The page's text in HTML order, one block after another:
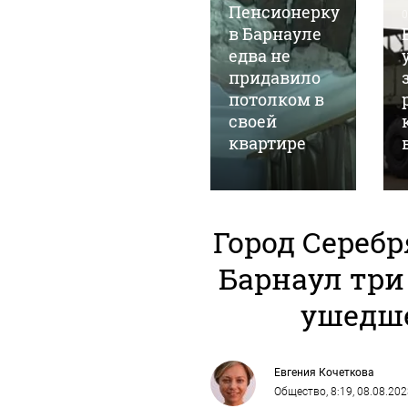
Пенсионерку
в Барнауле
едва не
придавило
потолком в
своей
квартире
Город
Барнаул
Евгения Кочеткова
Общество, 8:19,